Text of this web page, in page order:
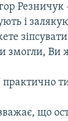
і
змогли, Ви
що